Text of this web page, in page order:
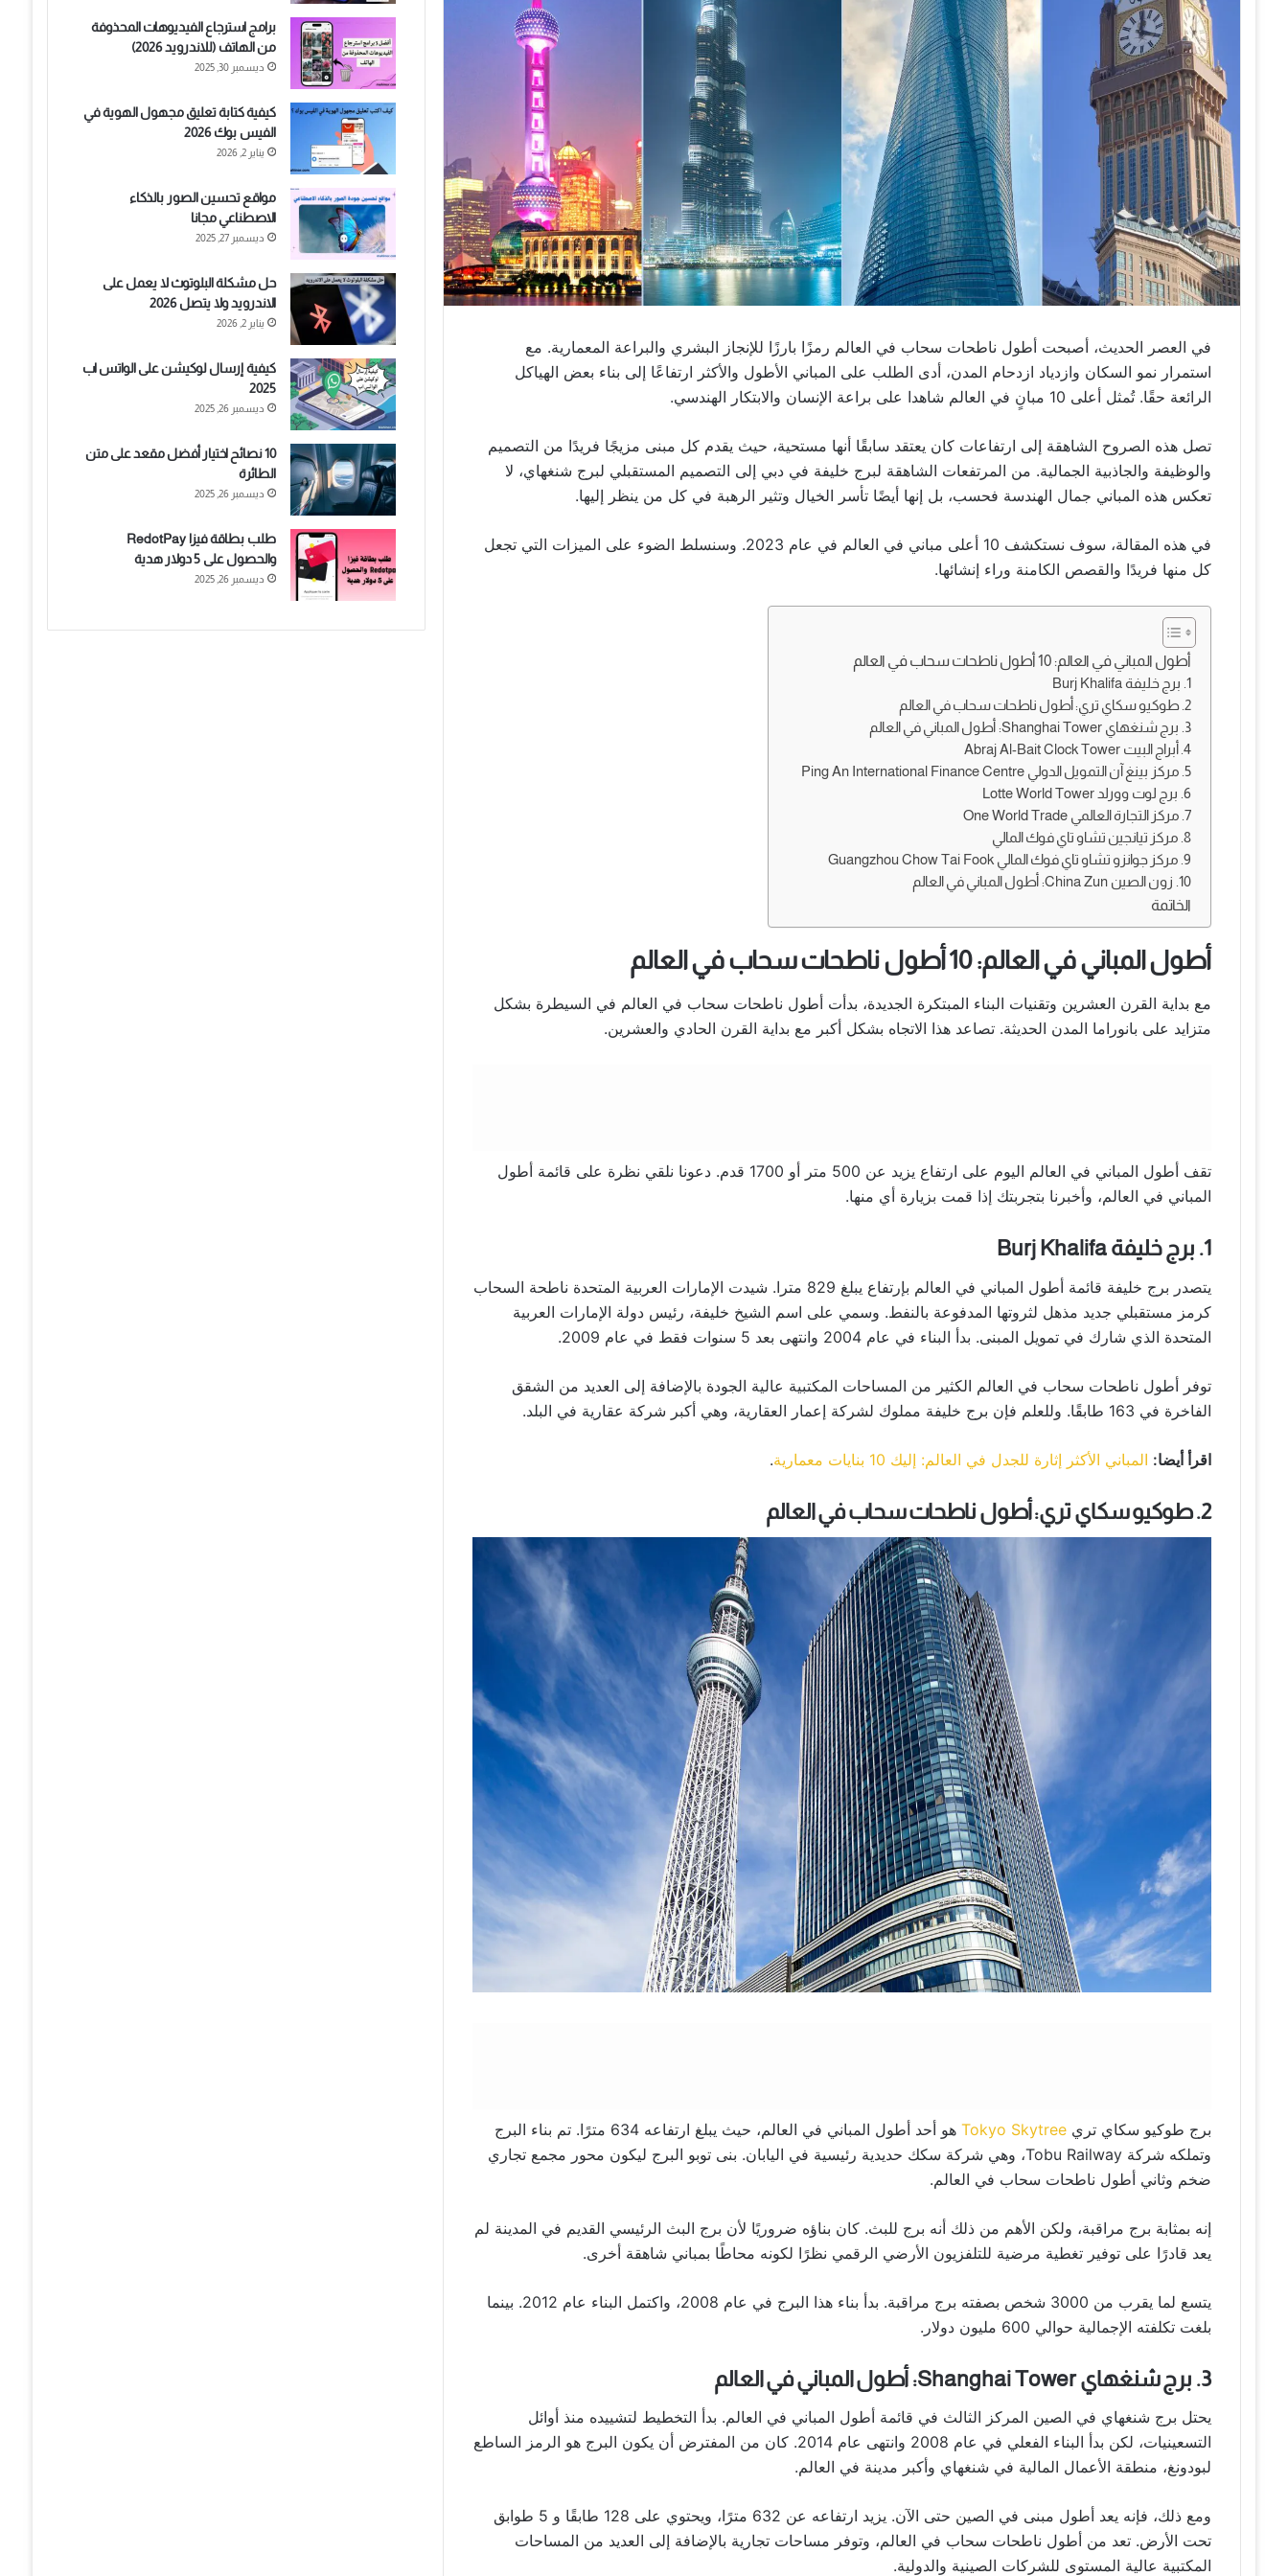
في العصر الحديث، أصبحت أطول ناطحات سحاب في العالم رمزًا بارزًا للإنجاز البشري والبراعة المعمارية. مع
استمرار نمو السكان وازدياد ازدحام المدن، أدى الطلب على المباني الأطول والأكثر ارتفاعًا إلى بناء بعض الهياكل
الرائعة حقًا. تُمثل أعلى 10 مبانٍ في العالم شاهدا على براعة الإنسان والابتكار الهندسي.
تصل هذه الصروح الشاهقة إلى ارتفاعات كان يعتقد سابقًا أنها مستحية، حيث يقدم كل مبنى مزيجًا فريدًا من التصميم
والوظيفة والجاذبية الجمالية. من المرتفعات الشاهقة لبرج خليفة في دبي إلى التصميم المستقبلي لبرج شنغهاي، لا
تعكس هذه المباني جمال الهندسة فحسب، بل إنها أيضًا تأسر الخيال وتثير الرهبة في كل من ينظر إليها.
في هذه المقالة، سوف نستكشف 10 أعلى مباني في العالم في عام 2023. وسنسلط الضوء على الميزات التي تجعل
كل منها فريدًا والقصص الكامنة وراء إنشائها.
أطول المباني في العالم: 10 أطول ناطحات سحاب في العالم
1. برج خليفة Burj Khalifa
2. طوكيو سكاي تري: أطول ناطحات سحاب في العالم
3. برج شنغهاي Shanghai Tower: أطول المباني في العالم
4. أبراج البيت Abraj Al-Bait Clock Tower
5. مركز بينغ آن التمويل الدولي Ping An International Finance Centre
6. برج لوت وورلد Lotte World Tower
7. مركز التجارة العالمي One World Trade
8. مركز تيانجين تشاو تاي فوك المالي
9. مركز جوانزو تشاو تاي فوك المالي Guangzhou Chow Tai Fook
10. زون الصين China Zun: أطول المباني في العالم
الخاتمة
أطول المباني في العالم: 10 أطول ناطحات سحاب في العالم
مع بداية القرن العشرين وتقنيات البناء المبتكرة الجديدة، بدأت أطول ناطحات سحاب في العالم في السيطرة بشكل
متزايد على بانوراما المدن الحديثة. تصاعد هذا الاتجاه بشكل أكبر مع بداية القرن الحادي والعشرين.
تقف أطول المباني في العالم اليوم على ارتفاع يزيد عن 500 متر أو 1700 قدم. دعونا نلقي نظرة على قائمة أطول
المباني في العالم، وأخبرنا بتجربتك إذا قمت بزيارة أي منها.
1. برج خليفة Burj Khalifa
يتصدر برج خليفة قائمة أطول المباني في العالم بإرتفاع يبلغ 829 مترا. شيدت الإمارات العربية المتحدة ناطحة السحاب
كرمز مستقبلي جديد مذهل لثروتها المدفوعة بالنفط. وسمي على اسم الشيخ خليفة، رئيس دولة الإمارات العربية
المتحدة الذي شارك في تمويل المبنى. بدأ البناء في عام 2004 وانتهى بعد 5 سنوات فقط في عام 2009.
توفر أطول ناطحات سحاب في العالم الكثير من المساحات المكتبية عالية الجودة بالإضافة إلى العديد من الشقق
الفاخرة في 163 طابقًا. وللعلم فإن برج خليفة مملوك لشركة إعمار العقارية، وهي أكبر شركة عقارية في البلد.
اقرأ أيضا: المباني الأكثر إثارة للجدل في العالم: إليك 10 بنايات معمارية .
2. طوكيو سكاي تري: أطول ناطحات سحاب في العالم
برج طوكيو سكاي تري Tokyo Skytree
هو أحد أطول المباني في العالم، حيث يبلغ ارتفاعه 634 مترًا. تم بناء البرج
وتملكه شركة Tobu Railway، وهي شركة سكك حديدية رئيسية في اليابان. بنى توبو البرج ليكون محور مجمع تجاري
ضخم وثاني أطول ناطحات سحاب في العالم.
إنه بمثابة برج مراقبة، ولكن الأهم من ذلك أنه برج للبث. كان بناؤه ضروريًا لأن برج البث الرئيسي القديم في المدينة لم
يعد قادرًا على توفير تغطية مرضية للتلفزيون الأرضي الرقمي نظرًا لكونه محاطًا بمباني شاهقة أخرى.
يتسع لما يقرب من 3000 شخص بصفته برج مراقبة. بدأ بناء هذا البرج في عام 2008، واكتمل البناء عام 2012. بينما
بلغت تكلفته الإجمالية حوالي 600 مليون دولار.
3. برج شنغهاي Shanghai Tower: أطول المباني في العالم
يحتل برج شنغهاي في الصين المركز الثالث في قائمة أطول المباني في العالم. بدأ التخطيط لتشييده منذ أوائل
التسعينيات، لكن بدأ البناء الفعلي في عام 2008 وانتهى عام 2014. كان من المفترض أن يكون البرج هو الرمز الساطع
لبودونغ، منطقة الأعمال المالية في شنغهاي وأكبر مدينة في العالم.
ومع ذلك، فإنه يعد أطول مبنى في الصين حتى الآن. يزيد ارتفاعه عن 632 مترًا، ويحتوي على 128 طابقًا و 5 طوابق
تحت الأرض. تعد من أطول ناطحات سحاب في العالم، وتوفر مساحات تجارية بالإضافة إلى العديد من المساحات
المكتبية عالية المستوى للشركات الصينية والدولية.
برامج استرجاع الفيديوهات المحذوفة
من الهاتف (للاندرويد 2026)
ديسمبر 30, 2025
كيفية كتابة تعليق مجهول الهوية في
الفيس بوك 2026
يناير 2, 2026
مواقع تحسين الصور بالذكاء
الاصطناعي مجانا
ديسمبر 27, 2025
حل مشكلة البلوتوث لا يعمل على
الاندرويد ولا يتصل 2026
يناير 2, 2026
كيفية إرسال لوكيشن على الواتس اب
2025
ديسمبر 26, 2025
10 نصائح اختيار أفضل مقعد على متن
الطائرة
ديسمبر 26, 2025
طلب بطاقة فيزا RedotPay
والحصول على 5 دولار هدية
ديسمبر 26, 2025